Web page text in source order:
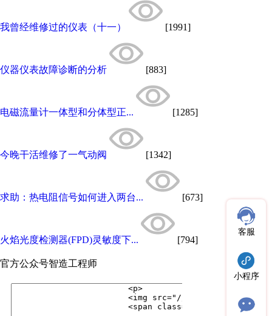
我曾经维修过的仪表（十一） [1991]
仪器仪表故障诊断的分析 [883]
电磁流量计一体型和分体型正... [1285]
今晚干活维修了一气动阀 [1342]
求助：热电阻信号如何进入两台... [673]
火焰光度检测器(FPD)灵敏度下... [794]
官方公众号智造工程师
客服
小程序